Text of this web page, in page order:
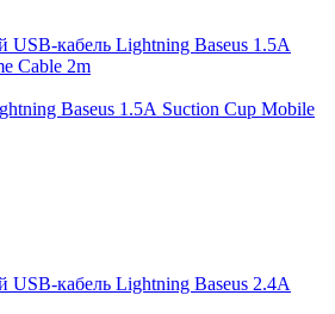
Baseus 1.5А Suction Cup Mobile